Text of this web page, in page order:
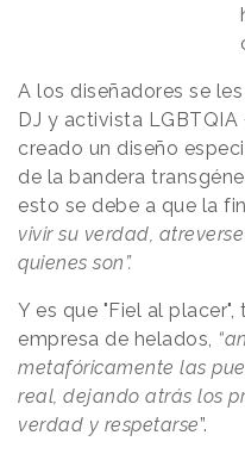
A los diseñadores se
DJ y activista LGBTQIA
creado un diseño
de la bandera
esto se debe a que la
vivir su verdad,
quienes son”.
Y es que "Fiel al
empresa de helados,
metafóricamente las
real, dejando atrás los
verdad y respetarse”.